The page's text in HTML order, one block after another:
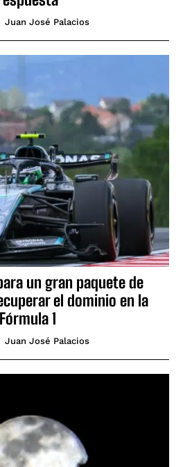
Juan José Palacios
un gran paquete de
el dominio en la
Fórmula 1
Juan José Palacios